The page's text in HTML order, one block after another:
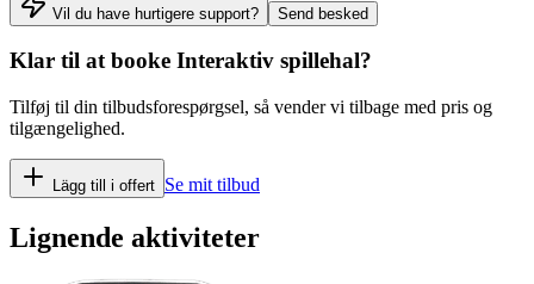
Vil du have hurtigere support? Send besked
Klar til at booke Interaktiv spillehal?
Tilføj til din tilbudsforespørgsel, så vender vi tilbage med pris og
tilgængelighed.
Lägg till i offert Se mit tilbud
Lignende aktiviteter